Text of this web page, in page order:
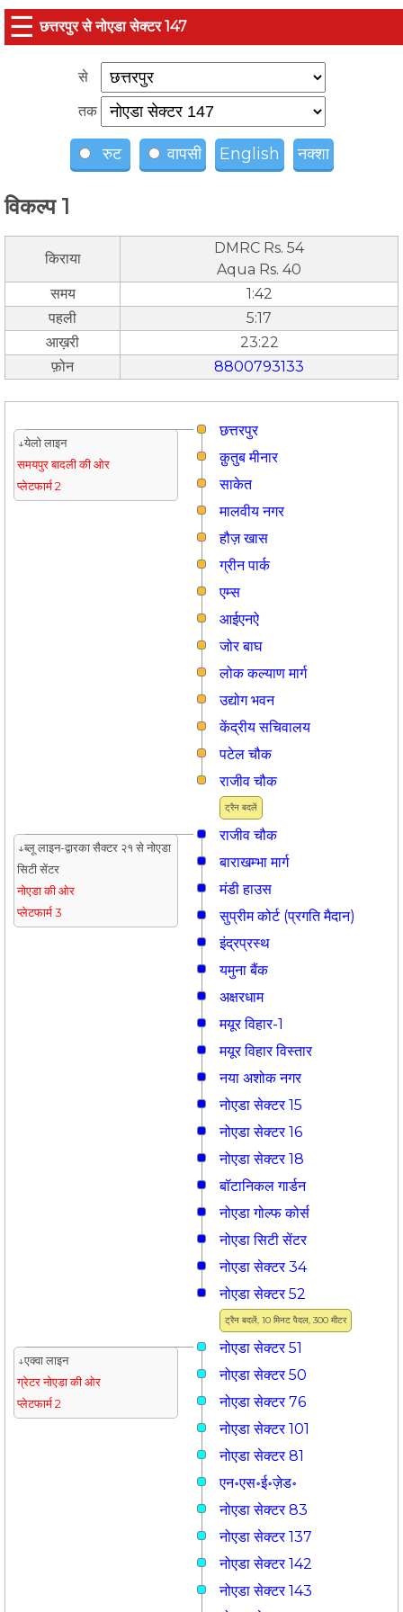
☰ छत्तरपुर से नोएडा सेक्टर 147
से
तक
रुट वापसी English नक्शा
विकल्प 1
किराया
DMRC Rs. 54
Aqua Rs. 40
समय
1:42
पहली
5:17
आख़री
23:22
फ़ोन
8800793133
छत्तरपुर
↓येलो लाइन
समयपुर बादली की ओर
प्लेटफार्म 2
क़ुतुब मीनार
साकेत
मालवीय नगर
हौज़ खास
ग्रीन पार्क
एम्स
आईएनऐ
जोर बाघ
लोक कल्याण मार्ग
उद्योग भवन
केंद्रीय सचिवालय
पटेल चौक
ट्रैन बदलें
राजीव चौक
राजीव चौक
↓ब्लू लाइन-द्वारका सैक्टर २१ से नोएडा
सिटी सेंटर
नोएडा की ओर
प्लेटफार्म 3
बाराखम्भा मार्ग
मंडी हाउस
सुप्रीम कोर्ट (प्रगति मैदान)
इंद्रप्रस्थ
यमुना बैंक
अक्षरधाम
मयूर विहार-1
मयूर विहार विस्तार
नया अशोक नगर
नोएडा सेक्टर 15
नोएडा सेक्टर 16
नोएडा सेक्टर 18
बॉटानिकल गार्डन
नोएडा गोल्फ कोर्स
नोएडा सिटी सेंटर
नोएडा सेक्टर 34
ट्रैन बदलें, 10 मिनट पैदल, 300 मीटर
नोएडा सेक्टर 52
नोएडा सेक्टर 51
↓एक्वा लाइन
ग्रेटर नोएडा की ओर
प्लेटफार्म 2
नोएडा सेक्टर 50
नोएडा सेक्टर 76
नोएडा सेक्टर 101
नोएडा सेक्टर 81
एन॰एस॰ई॰ज़ेड॰
नोएडा सेक्टर 83
नोएडा सेक्टर 137
नोएडा सेक्टर 142
नोएडा सेक्टर 143